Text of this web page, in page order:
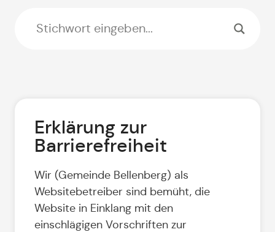
Erklärung zur
Barrierefreiheit
Wir (Gemeinde Bellenberg) als
Websitebetreiber sind bemüht, die
Website in Einklang mit den
einschlägigen Vorschriften zur